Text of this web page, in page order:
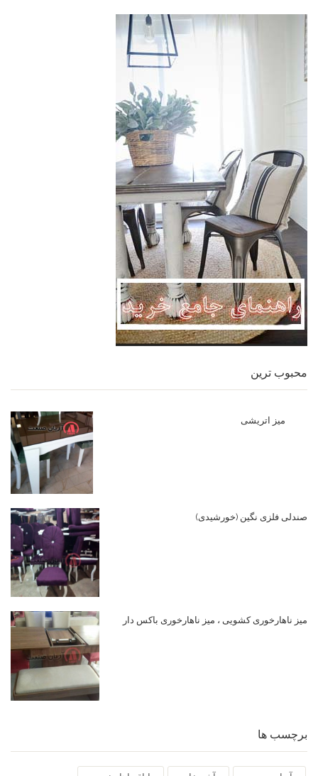
محبوب ترین
میز اتریشی
صندلی فلزی نگین (خورشیدی)
میز ناهارخوری کشویی ، میز ناهارخوری باکس دار
برچسب ها